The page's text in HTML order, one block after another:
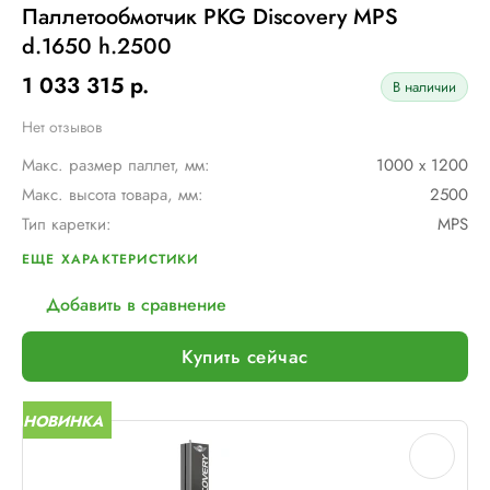
Паллетообмотчик PKG Discovery MPS
d.1650 h.2500
1 033 315 р.
В наличии
Нет отзывов
Макс. размер паллет, мм:
1000 х 1200
Макс. высота товара, мм:
2500
Тип каретки:
MPS
Скорость обмотки:
Мин. размер паллет, мм:
Тип питания:
220 В
Макс. вес рулона с пленкой, кг:
16
Макс. внеш. диаметр рулона с пленкой, мм:
Шир. рулона с пленкой, мм:
500
Макс. грузоподъемность, кг:
2000 (Опция: 3000)
ЕЩЕ ХАРАКТЕРИСТИКИ
Добавить в сравнение
Купить сейчас
НОВИНКА